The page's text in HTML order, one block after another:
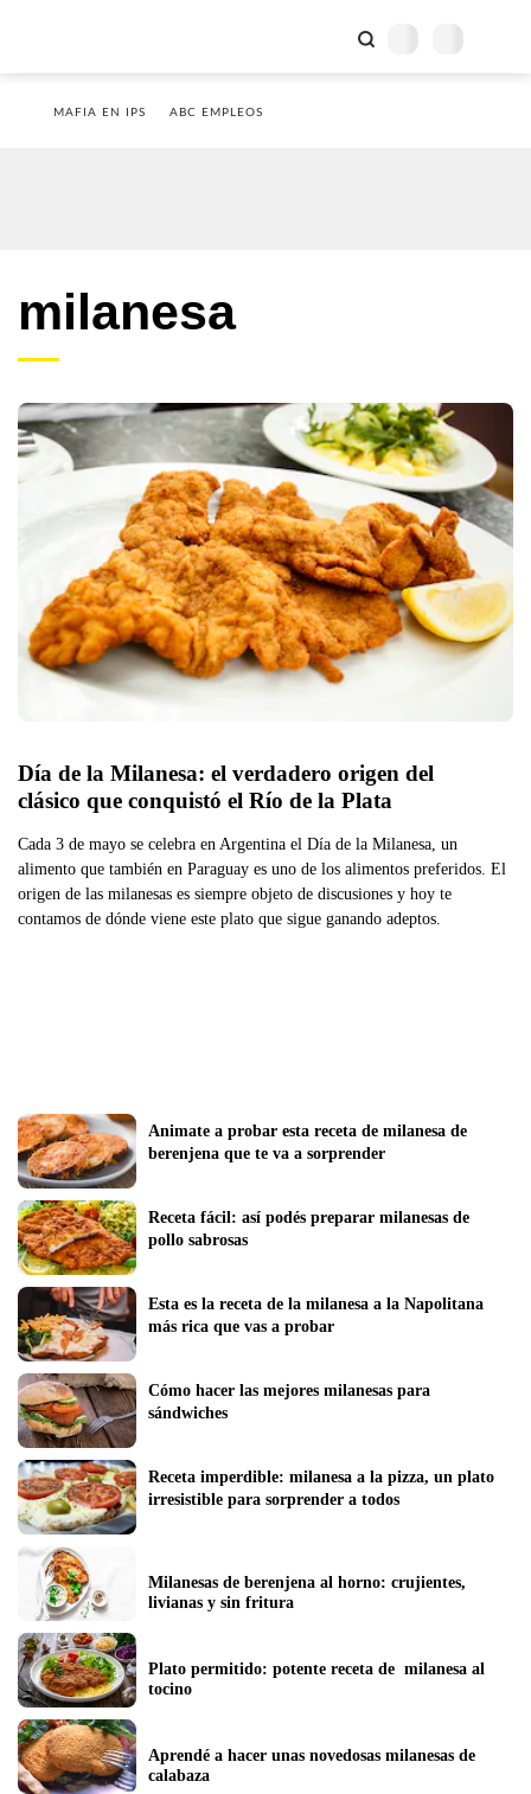
MAFIA EN IPS ABC EMPLEOS
milanesa
Día de la Milanesa: el verdadero origen del
clásico que conquistó el Río de la Plata
Cada 3 de mayo se celebra en Argentina el Día de la Milanesa, un
alimento que también en Paraguay es uno de los alimentos preferidos. El
origen de las milanesas es siempre objeto de discusiones y hoy te
contamos de dónde viene este plato que sigue ganando adeptos.
Animate a probar esta receta de milanesa de
berenjena que te va a sorprender
Receta fácil: así podés preparar milanesas de
pollo sabrosas
Esta es la receta de la milanesa a la Napolitana
más rica que vas a probar
Cómo hacer las mejores milanesas para
sándwiches
Receta imperdible: milanesa a la pizza, un plato
irresistible para sorprender a todos
Milanesas de berenjena al horno: crujientes,
livianas y sin fritura
Plato permitido: potente receta de  milanesa al
tocino
Aprendé a hacer unas novedosas milanesas de
calabaza